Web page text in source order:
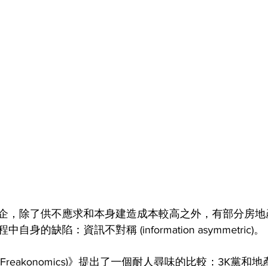
，除了供不應求和本身建造成本較高之外，有部分房
中自身的缺陷：資訊不對稱 (information asymmetric)。
》提出了一個耐人尋味的比較：3K黨和地